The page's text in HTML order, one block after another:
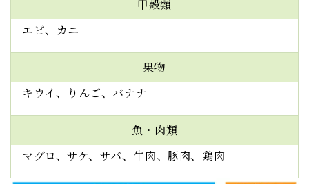
甲殻類
エビ、カニ
果物
キウイ、りんご、バナナ
魚・肉類
マグロ、サケ、サバ、牛肉、豚肉、鶏肉